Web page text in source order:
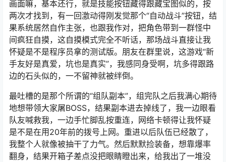
画面嘛，基本还行，就是技能按钮藏得跟藏宝图似的，按
两次才找到，有一回激动得刚发觉那个“自动战斗”按钮，结
果系统居然自作主张，也跟我作对，把角色带到一群怪中
间疯狂自摸，这自摸模式完全不听话，那场战斗直接让我
怀疑是不是程序员拿的测试版。朋友在群里说，这游戏“新
手友好是真爱，坑也是真实”，我感同身受啊，坑多得跟路
边的石头似的，一不留神就被绊倒。
最吐槽的是那个所谓的“组队副本”，组完队之后我满心期待
地想带领大家屠BOSS，结果副本进去掉线了，我一边眼看
队友喊救我，一边手忙脚乱按重连，网络卡顿得让我怀疑
是不是在用20年前的拨号上网。重进以后队伍已经散了，
我整个人就像被抽干了力气。然后默默捡装备，想靠爆率
翻身，结果开箱子差点没把眼睛瞪出来，给我出了一堆没